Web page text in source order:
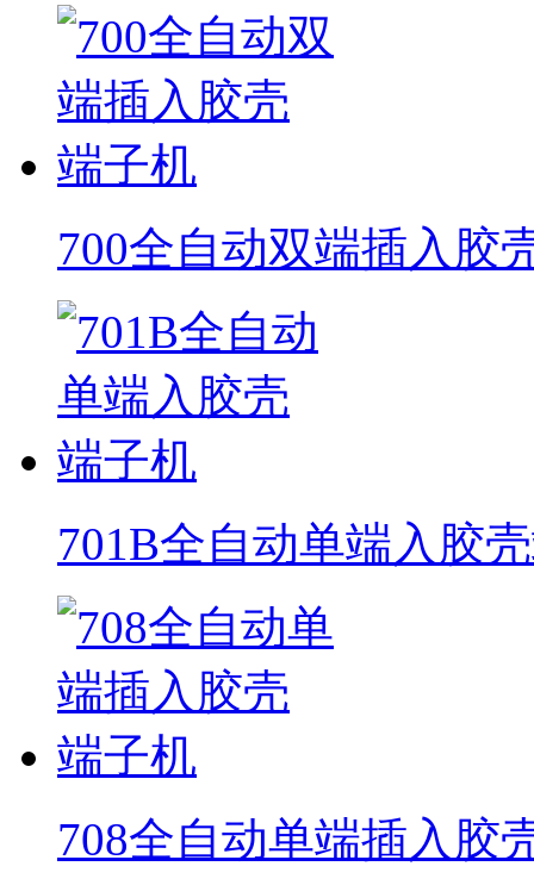
700全自动双端插入胶
701B全自动单端入胶
708全自动单端插入胶